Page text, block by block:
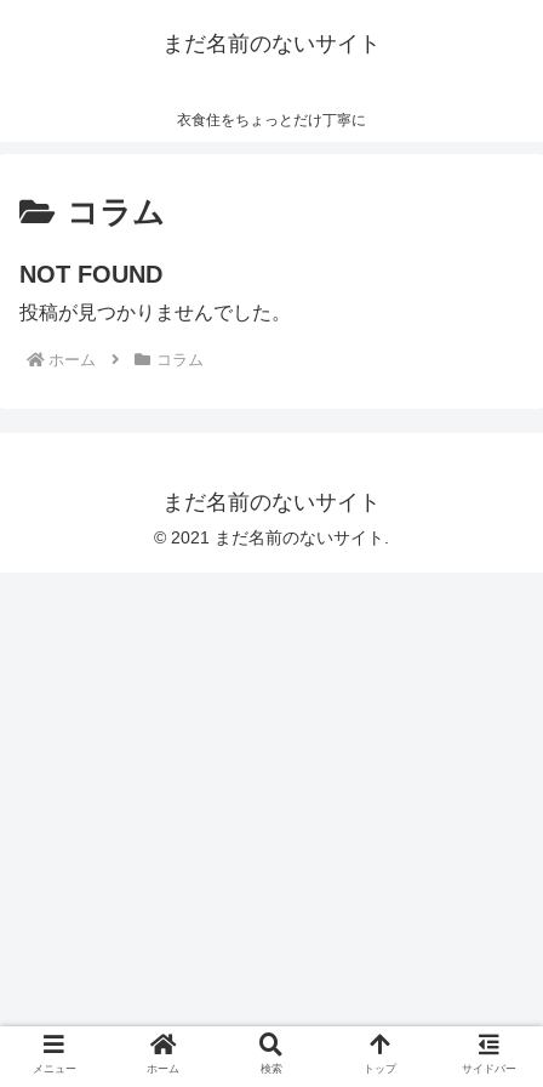
まだ名前のないサイト
衣食住をちょっとだけ丁寧に
コラム
NOT FOUND
投稿が見つかりませんでした。
ホーム コラム
まだ名前のないサイト
© 2021 まだ名前のないサイト.
メニュー ホーム 検索 トップ サイドバー